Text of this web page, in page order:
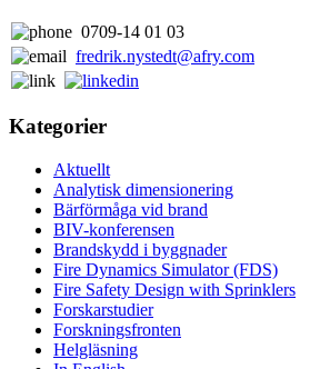
0709-14 01 03
fredrik.nystedt@afry.com
Kategorier
Aktuellt
Analytisk dimensionering
Bärförmåga vid brand
BIV-konferensen
Brandskydd i byggnader
Fire Dynamics Simulator (FDS)
Fire Safety Design with Sprinklers
Forskarstudier
Forskningsfronten
Helgläsning